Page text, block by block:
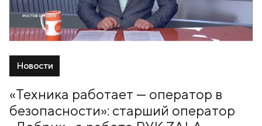
Новости
«Техника работает — оператор в
безопасности»: старший оператор